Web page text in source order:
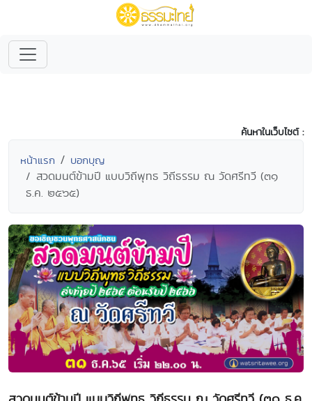
ค้นหาในเว็บไซต์ :
หน้าแรก บอกบุญ
สวดมนต์ข้ามปี แบบวิถีพุทธ วิถีธรรม ณ วัดศรีทวี (๓๑
ธ.ค. ๒๕๖๕)